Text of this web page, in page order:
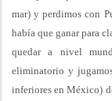
mar) y perdimos con
había que ganar para
quedar a nivel
eliminatorio y
inferiores en México)